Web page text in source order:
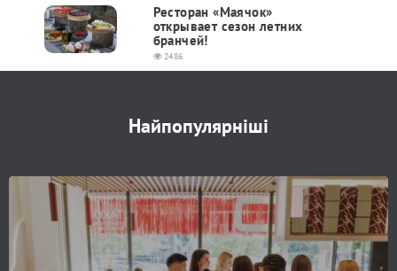
Ресторан «Маячок»
открывает сезон летних
бранчей!
2486
Найпопулярніші